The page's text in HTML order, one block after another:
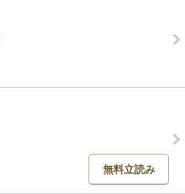
無料立読み